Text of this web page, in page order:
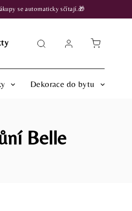
Dekorace do bytu
se automaticky sčítají.🎁
Belle